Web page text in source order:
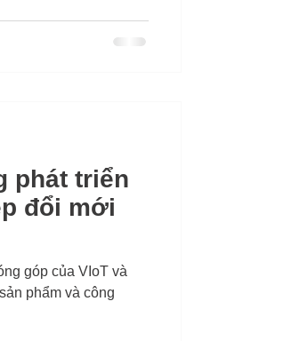
phát triển
đổi mới
góp của VIoT và
và công